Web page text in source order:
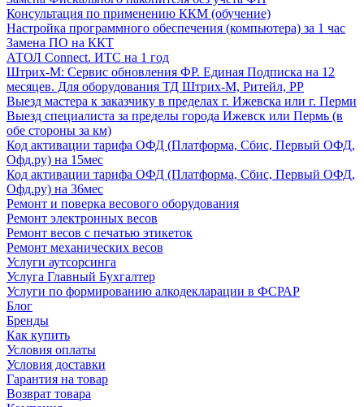
Консультация по применению ККМ (обучение)
Настройка программного обеспечения (компьютера) за 1 час
Замена ПО на ККТ
АТОЛ Connect. ИТС на 1 год
Штрих-М: Сервис обновления ФР. Единая Подписка на 12
месяцев. Для оборудования ТД Штрих-М, Ритейл, РР
Выезд мастера к заказчику в пределах г. Ижевска или г. Перми
Выезд специалиста за пределы города Ижевск или Пермь (в
обе стороны за км)
Код активации тарифа ОФД (Платформа, Сбис, Первый ОФД,
Офд.ру) на 15мес
Код активации тарифа ОФД (Платформа, Сбис, Первый ОФД,
Офд.ру) на 36мес
Ремонт и поверка весового оборудования
Ремонт электронных весов
Ремонт весов с печатью этикеток
Ремонт механических весов
Услуги аутсорсинга
Услуга Главный Бухгалтер
Услуги по формированию алкодекларации в ФСРАР
Блог
Бренды
Как купить
Условия оплаты
Условия доставки
Гарантия на товар
Возврат товара